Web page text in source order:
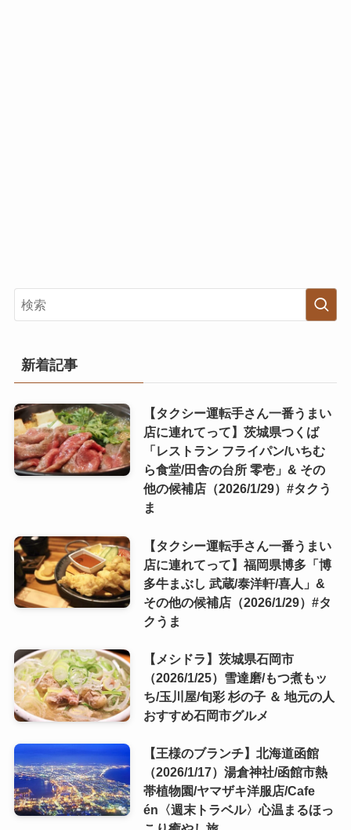
新着記事
【タクシー運転手さん一番うまい
店に連れてって】茨城県つくば
「レストラン フライパン/いちむ
ら食堂/田舎の台所 零壱」& その
他の候補店（2026/1/29）#タクう
ま
【タクシー運転手さん一番うまい
店に連れてって】福岡県博多「博
多牛まぶし 武蔵/泰洋軒/喜人」&
その他の候補店（2026/1/29）#タ
クうま
【メシドラ】茨城県石岡市
（2026/1/25）雪達磨/もつ煮もッ
ち/玉川屋/旬彩 杉の子 ＆ 地元の人
おすすめ石岡市グルメ
【王様のブランチ】北海道函館
（2026/1/17）湯倉神社/函館市熱
帯植物園/ヤマザキ洋服店/Cafe
én〈週末トラベル〉心温まるほっ